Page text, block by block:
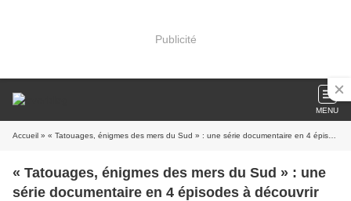
Publicité
MENU
Accueil » « Tatouages, énigmes des mers du Sud » : une série documentaire en 4 épisodes à découvrir sur Polynésie La 1ère !
« Tatouages, énigmes des mers du Sud » : une
série documentaire en 4 épisodes à découvrir